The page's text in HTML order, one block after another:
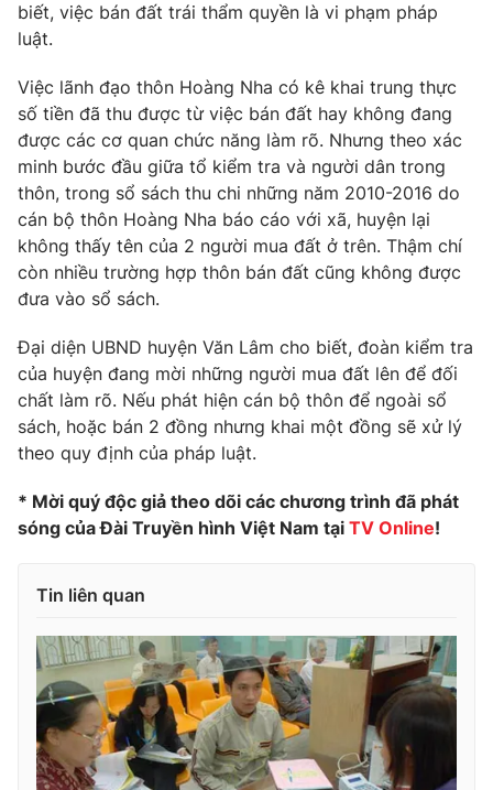
VTV Sức khoẻ Bất động sản
Thị trường 24h Tấm lòng Việt
VTV4 Vươn mình bằng AI
VTV9 VTV8
Liên hệ tòa soạn English
THỜI BÁO VTV
Theo dõi báo trên
Cơ quan báo chí:
Giấy phép hoạt động báo in và báo điện tử số 483/GP-BTTTT
cấp ngày 29/12/2023
Tổng Biên tập:Vũ Thanh Thủy
Phó Tổng Biên tập: Nguyễn Thị Mỹ Hạnh, Phạm Quốc Thắng,
Nguyễn Trọng Ninh
Tổng đài VTV:024.38 355 931 - 024.38 355 932
biết, việc bán đất trái thẩm quyền là vi phạm pháp
luật.
Việc lãnh đạo thôn Hoàng Nha có kê khai trung thực
số tiền đã thu được từ việc bán đất hay không đang
được các cơ quan chức năng làm rõ. Nhưng theo xác
minh bước đầu giữa tổ kiểm tra và người dân trong
thôn, trong sổ sách thu chi những năm 2010-2016 do
cán bộ thôn Hoàng Nha báo cáo với xã, huyện lại
không thấy tên của 2 người mua đất ở trên. Thậm chí
còn nhiều trường hợp thôn bán đất cũng không được
đưa vào sổ sách.
Đại diện UBND huyện Văn Lâm cho biết, đoàn kiểm tra
của huyện đang mời những người mua đất lên để đối
chất làm rõ. Nếu phát hiện cán bộ thôn để ngoài sổ
sách, hoặc bán 2 đồng nhưng khai một đồng sẽ xử lý
theo quy định của pháp luật.
* Mời quý độc giả theo dõi các chương trình đã phát
sóng của Đài Truyền hình Việt Nam tại TV Online!
Tin liên quan